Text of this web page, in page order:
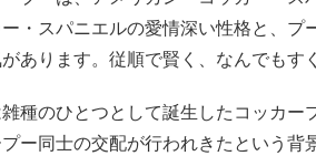
・スパニエルの愛情深い性格と、
あります。従順で賢く、なんでもす
種のひとつとして誕生したコッカ
ー同士の交配が行われきたという背